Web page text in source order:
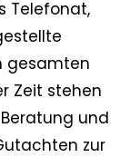
Telefonat,
gesamten
Zeit stehen
und
zur